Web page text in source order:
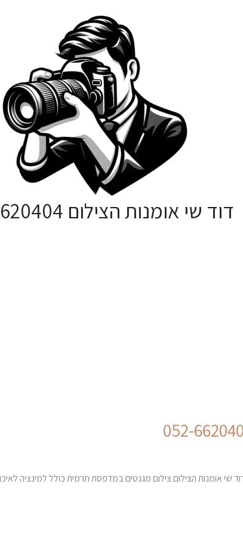
דוד שי אומנות הצילום 052-6620404
שי אומנות הצילום צילום מגנטים במדפסת תרמית כולל למינציה